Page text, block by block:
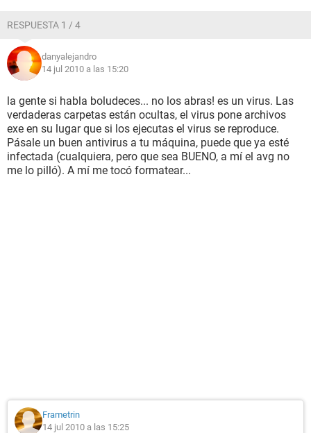
RESPUESTA 1 / 4
danyalejandro
14 jul 2010 a las 15:20
la gente si habla boludeces... no los abras! es un virus. Las
verdaderas carpetas están ocultas, el virus pone archivos
exe en su lugar que si los ejecutas el virus se reproduce.
Pásale un buen antivirus a tu máquina, puede que ya esté
infectada (cualquiera, pero que sea BUENO, a mí el avg no
me lo pilló). A mí me tocó formatear...
Frametrin
14 jul 2010 a las 15:25